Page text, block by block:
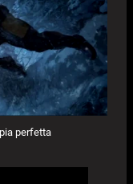
perfetta